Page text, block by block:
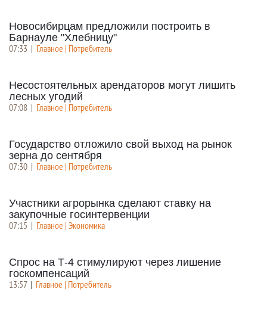
Новосибирцам предложили построить в
Барнауле "Хлебницу"
07:33 | Главное | Потребитель
Несостоятельных арендаторов могут лишить
лесных угодий
07:08 | Главное | Потребитель
Государство отложило свой выход на рынок
зерна до сентября
07:30 | Главное | Потребитель
Участники агрорынка сделают ставку на
закупочные госинтервенции
07:15 | Главное | Экономика
Спрос на Т-4 стимулируют через лишение
госкомпенсаций
13:57 | Главное | Потребитель